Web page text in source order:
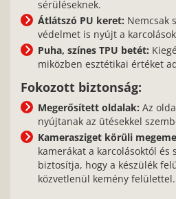
sérüléseknek.
Átlátszó PU keret: Nemcsak
védelmet is nyújt a
Puha, színes TPU betét:
miközben esztétikai értéket
Fokozott biztonság:
Megerősített oldalak: Az
nyújtanak az ütésekkel
Kamerasziget körüli
kamerákat a karcolásoktól és
biztosítja, hogy a készülék
közvetlenül kemény felülettel.